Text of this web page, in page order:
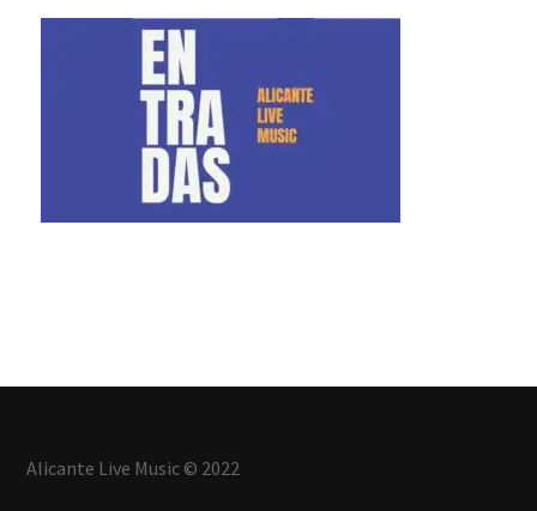
Alicante Live Music © 2022